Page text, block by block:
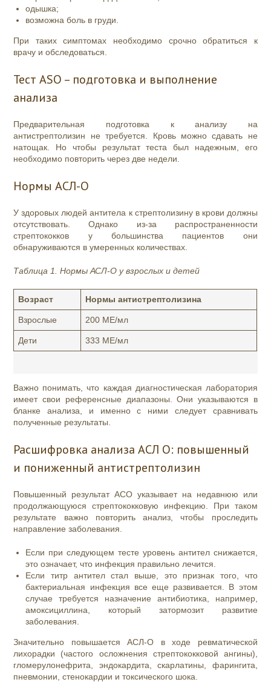
одышка;
возможна боль в груди.
При таких симптомах необходимо срочно обратиться к
врачу и обследоваться.
Тест ASO – подготовка и выполнение
анализа
Предварительная подготовка к анализу на
антистрептолизин не требуется. Кровь можно сдавать не
натощак. Но чтобы результат теста был надежным, его
необходимо повторить через две недели.
Нормы АСЛ-О
У здоровых людей антитела к стрептолизину в крови должны
отсутствовать. Однако из-за распространенности
стрептококков у большинства пациентов они
обнаруживаются в умеренных количествах.
Таблица 1. Нормы АСЛ-О у взрослых и детей
Возраст Нормы антистрептолизина
Взрослые 200 МЕ/мл
Дети 333 МЕ/мл
Важно понимать, что каждая диагностическая лаборатория
имеет свои референсные диапазоны. Они указываются в
бланке анализа, и именно с ними следует сравнивать
полученные результаты.
Расшифровка анализа АСЛ О: повышенный
и пониженный антистрептолизин
Повышенный результат АСО указывает на недавнюю или
продолжающуюся стрептококковую инфекцию. При таком
результате важно повторить анализ, чтобы проследить
направление заболевания.
Если при следующем тесте уровень антител снижается,
это означает, что инфекция правильно лечится.
Если титр антител стал выше, это признак того, что
бактериальная инфекция все еще развивается. В этом
случае требуется назначение антибиотика, например,
амоксициллина, который затормозит развитие
заболевания.
Значительно повышается АСЛ-О в ходе ревматической
лихорадки (частого осложнения стрептококковой ангины),
гломерулонефрита, эндокардита, скарлатины, фарингита,
пневмонии, стенокардии и токсического шока.